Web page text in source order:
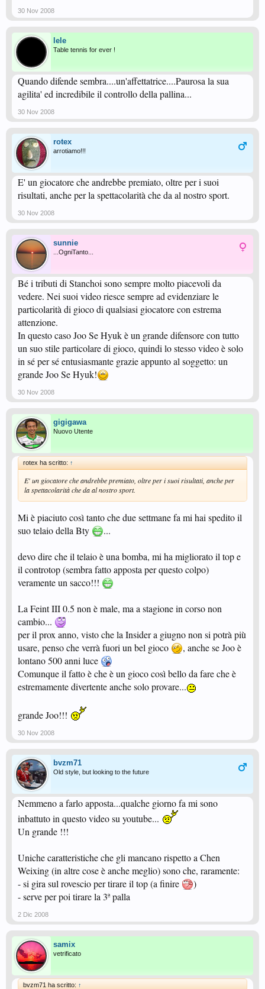
30 Nov 2008
lele
Table tennis for ever !
Quando difende sembra....un'affettatrice....Paurosa la sua
agilita' ed incredibile il controllo della pallina...
30 Nov 2008
rotex
arrotiamo!!!
E' un giocatore che andrebbe premiato, oltre per i suoi
risultati, anche per la spettacolarità che da al nostro sport.
30 Nov 2008
sunnie
...OgniTanto...
Bé i tributi di Stanchoi sono sempre molto piacevoli da
vedere. Nei suoi video riesce sempre ad evidenziare le
particolarità di gioco di qualsiasi giocatore con estrema
attenzione.
In questo caso Joo Se Hyuk è un grande difensore con tutto
un suo stile particolare di gioco, quindi lo stesso video è solo
in sé per sé entusiasmante grazie appunto al soggetto: un
grande Joo Se Hyuk!
30 Nov 2008
gigigawa
Nuovo Utente
rotex ha scritto: ↑
E' un giocatore che andrebbe premiato, oltre per i suoi risultati, anche per
la spettacolarità che da al nostro sport.
Mi è piaciuto così tanto che due settmane fa mi hai spedito il
suo telaio della Bty
...
devo dire che il telaio è una bomba, mi ha migliorato il top e
il controtop (sembra fatto apposta per questo colpo)
veramente un sacco!!!
La Feint III 0.5 non è male, ma a stagione in corso non
cambio...
per il prox anno, visto che la Insider a giugno non si potrà più
usare, penso che verrà fuori un bel gioco
, anche se Joo è
lontano 500 anni luce
Comunque il fatto è che è un gioco così bello da fare che è
estremamente divertente anche solo provare...
grande Joo!!!
30 Nov 2008
bvzm71
Old style, but looking to the future
Nemmeno a farlo apposta...qualche giorno fa mi sono
inbattuto in questo video su youtube...
Un grande !!!
Uniche caratteristiche che gli mancano rispetto a Chen
Weixing (in altre cose è anche meglio) sono che, raramente:
- si gira sul rovescio per tirare il top (a finire
)
- serve per poi tirare la 3ª palla
2 Dic 2008
samix
vetrificato
bvzm71 ha scritto: ↑